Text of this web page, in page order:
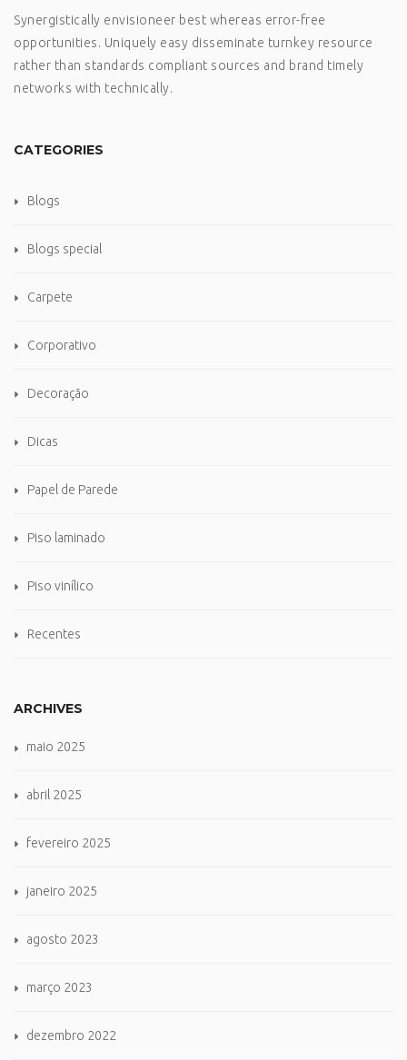
Synergistically envisioneer best whereas error-free
opportunities. Uniquely easy disseminate turnkey resource
rather than standards compliant sources and brand timely
networks with technically.
CATEGORIES
Blogs
Blogs special
Carpete
Corporativo
Decoração
Dicas
Papel de Parede
Piso laminado
Piso vinílico
Recentes
ARCHIVES
maio 2025
abril 2025
fevereiro 2025
janeiro 2025
agosto 2023
março 2023
dezembro 2022